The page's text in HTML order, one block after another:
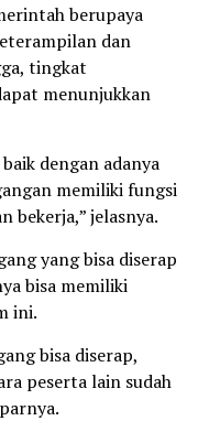
berupaya
dan
tingkat
menunjukkan
dengan adanya
memiliki fungsi
bekerja,” jelasnya.
yang bisa diserap
bisa memiliki
ini.
bisa diserap,
peserta lain sudah